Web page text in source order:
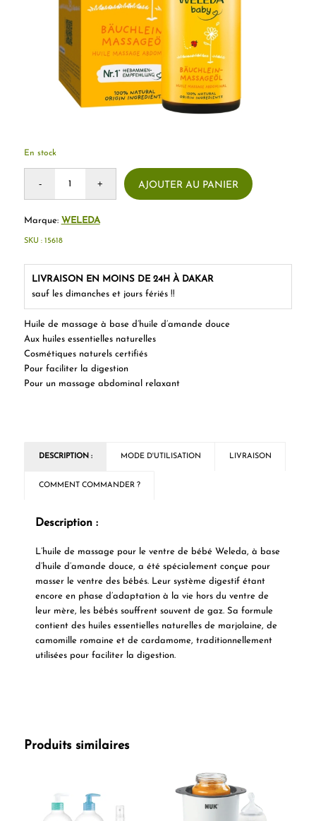
Huile de massage à base d’huile d’amande douce
Aux huiles essentielles naturelles
Cosmétiques naturels certifiés
Pour faciliter la digestion
Pour un massage abdominal relaxant
En stock
AJOUTER AU PANIER
Marque: WELEDA
LIVRAISON EN MOINS DE 24H À DAKAR
sauf les dimanches et jours fériés !!
SKU : 15618
DESCRIPTION : MODE D'UTILISATION LIVRAISON
COMMENT COMMANDER ?
Description :
L’huile de massage pour le ventre de bébé Weleda, à base
d’huile d’amande douce, a été spécialement conçue pour
masser le ventre des bébés. Leur système digestif étant
encore en phase d’adaptation à la vie hors du ventre de
leur mère, les bébés souffrent souvent de gaz. Sa formule
contient des huiles essentielles naturelles de marjolaine, de
camomille romaine et de cardamome, traditionnellement
utilisées pour faciliter la digestion.
Produits similaires